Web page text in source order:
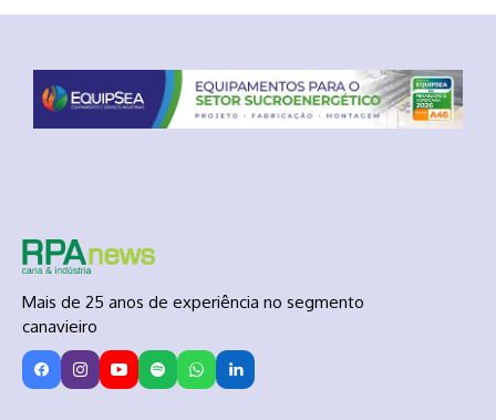
Mais de 25 anos de experiência no segmento
canavieiro